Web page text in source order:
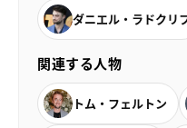
ダニエル・ラドクリ
関連する人物
トム・フェルトン